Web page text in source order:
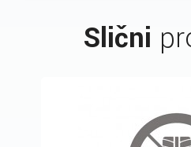
Slični